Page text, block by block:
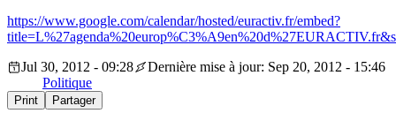
https://www.google.com/calendar/hosted/euractiv.fr/embed?
Jul 30, 2012 - 09:28
Dernière mise à jour: Sep 20, 2012 - 15:46
Politique
Print Partager